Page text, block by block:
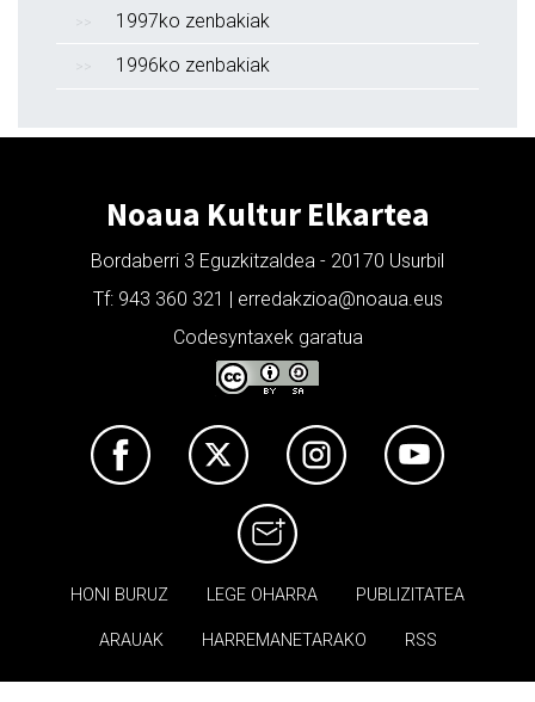
1997ko zenbakiak
1996ko zenbakiak
Noaua Kultur Elkartea
Bordaberri 3 Eguzkitzaldea - 20170 Usurbil
Tf: 943 360 321 | erredakzioa@noaua.eus
Codesyntaxek garatua
HONI BURUZ LEGE OHARRA PUBLIZITATEA
ARAUAK HARREMANETARAKO RSS